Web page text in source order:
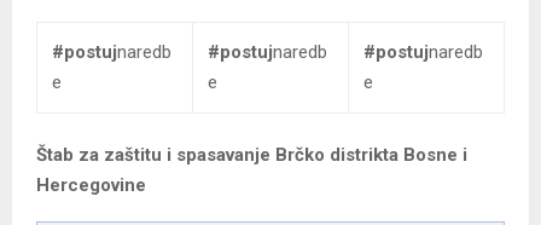
#postujnaredb
e
#postujnaredb
e
#postujnaredb
e
Štab za zaštitu i spasavanje Brčko distrikta Bosne i
Hercegovine